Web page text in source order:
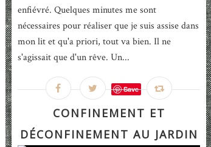
enfiévré. Quelques minutes me sont
nécessaires pour réaliser que je suis assise dans
mon lit et qu'a priori, tout va bien. Il ne
s'agissait que d'un rêve. Un...
Save
CONFINEMENT ET
DÉCONFINEMENT AU JARDIN